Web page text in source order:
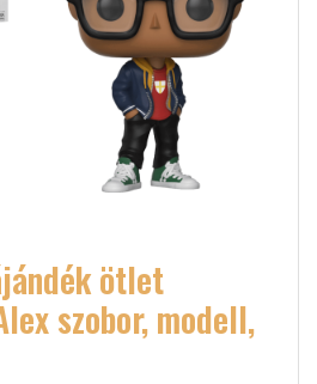
ötlet
szobor, modell,